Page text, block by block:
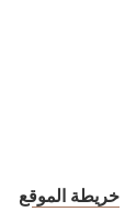
خريطة الموقع